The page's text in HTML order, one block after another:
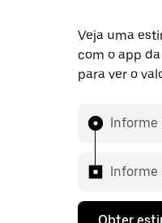
Veja uma
com o app
para ver o
Informe
Informe